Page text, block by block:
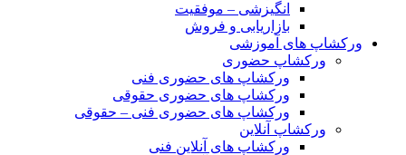
انگیزشی – موفقیت
بازاریابی و فروش
ورکشاپ های آموزشی
ورکشاپ حضوری
ورکشاپ های حضوری فنی
ورکشاپ های حضوری حقوقی
ورکشاپ های حضوری فنی – حقوقی
ورکشاپ آنلاین
ورکشاپ های آنلاین فنی